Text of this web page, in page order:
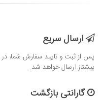
ارسال سریع
پس از ثبت و تایید سفارش شما،
پیشتاز ارسال خواهد شد.
گارانتی بازگشت